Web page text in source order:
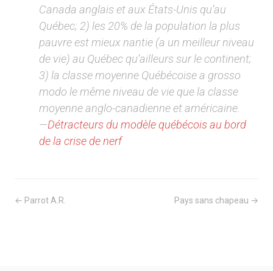
Canada anglais et aux États-Unis qu’au
Québec; 2) les 20% de la population la plus
pauvre est mieux nantie (a un meilleur niveau
de vie) au Québec qu’ailleurs sur le continent;
3) la classe moyenne Québécoise a grosso
modo le même niveau de vie que la classe
moyenne anglo-canadienne et américaine.
—Détracteurs du modèle québécois au bord
de la crise de nerf
← Parrot A.R. Pays sans chapeau →